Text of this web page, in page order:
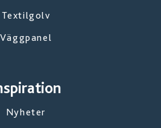
Textilgolv
Väggpanel
Nyheter